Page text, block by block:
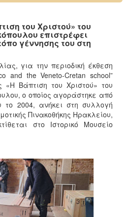
του Χριστού» του
επιστρέφει
γέννησης του στη
για την περιοδική έκθεση
and the Veneto-Cretan school”
«Η Βάπτιση του Χριστού» του
ο οποίος αγοράστηκε από
το 2004, ανήκει στη συλλογή
Πινακοθήκης Ηρακλείου,
στο Ιστορικό Μουσείο